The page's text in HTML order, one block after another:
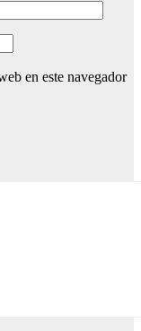
en este navegador